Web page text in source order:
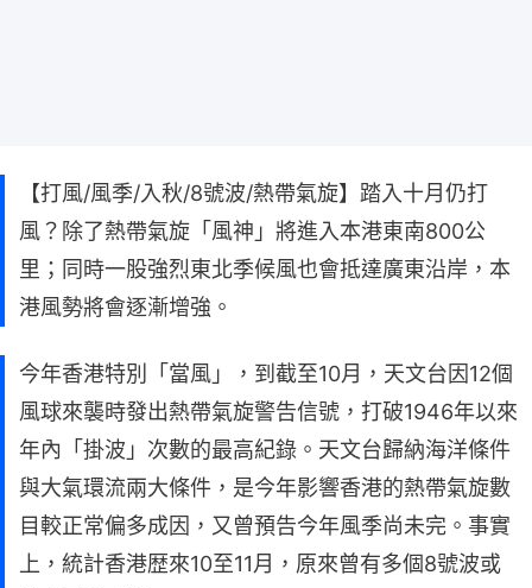
【打風/風季/入秋/8號波/熱帶氣旋】踏入十月仍打
風？除了熱帶氣旋「風神」將進入本港東南800公
里；同時一股強烈東北季候風也會抵達廣東沿岸，本
港風勢將會逐漸增強。
今年香港特別「當風」，到截至10月，天文台因12個
風球來襲時發出熱帶氣旋警告信號，打破1946年以來
年內「掛波」次數的最高紀錄。天文台歸納海洋條件
與大氣環流兩大條件，是今年影響香港的熱帶氣旋數
目較正常偏多成因，又曾預告今年風季尚未完。事實
上，統計香港歴來10至11月，原來曾有多個8號波或